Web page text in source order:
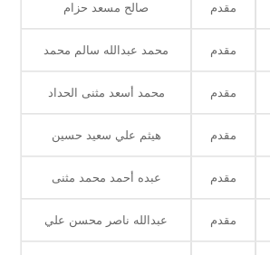
مقدم صالح مسعد حزام
مقدم محمد عبدالله سالم محمد
مقدم محمد أسعد مثنى الحداد
مقدم هيثم علي سعيد حسين
مقدم عبده أحمد محمد مثنى
مقدم عبدالله ناصر محسن علي